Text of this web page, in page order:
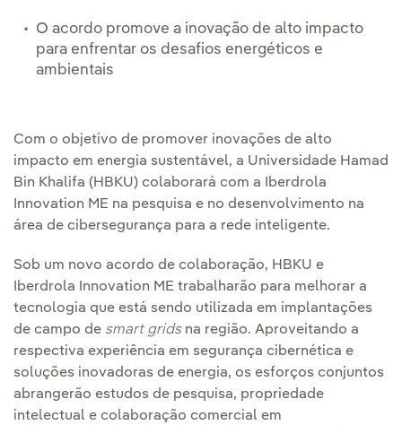
O acordo promove a inovação de alto impacto
para enfrentar os desafios energéticos e
ambientais
Com o objetivo de promover inovações de alto
impacto em energia sustentável, a Universidade Hamad
Bin Khalifa (HBKU) colaborará com a Iberdrola
Innovation ME na pesquisa e no desenvolvimento na
área de cibersegurança para a rede inteligente.
Sob um novo acordo de colaboração, HBKU e
Iberdrola Innovation ME trabalharão para melhorar a
tecnologia que está sendo utilizada em implantações
de campo de smart gridsna região. Aproveitando a
respectiva experiência em segurança cibernética e
soluções inovadoras de energia, os esforços conjuntos
abrangerão estudos de pesquisa, propriedade
intelectual e colaboração comercial em